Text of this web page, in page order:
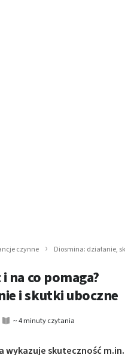
czynne Diosmina: działanie,
na co pomaga?
i skutki uboczne
~ 4 minuty czytania
skuteczność m.in.